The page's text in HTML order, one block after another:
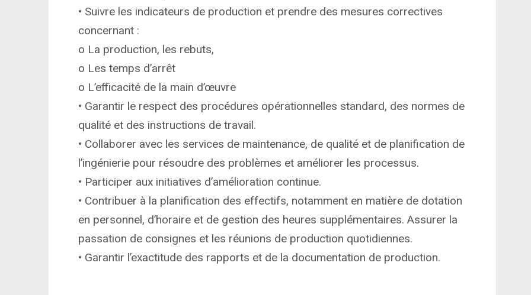
• Suivre les indicateurs de production et prendre des mesures correctives
concernant :
o La production, les rebuts,
o Les temps d’arrêt
o L’efficacité de la main d’œuvre
• Garantir le respect des procédures opérationnelles standard, des normes de
qualité et des instructions de travail.
• Collaborer avec les services de maintenance, de qualité et de planification de
l’ingénierie pour résoudre des problèmes et améliorer les processus.
• Participer aux initiatives d’amélioration continue.
• Contribuer à la planification des effectifs, notamment en matière de dotation
en personnel, d’horaire et de gestion des heures supplémentaires. Assurer la
passation de consignes et les réunions de production quotidiennes.
• Garantir l’exactitude des rapports et de la documentation de production.